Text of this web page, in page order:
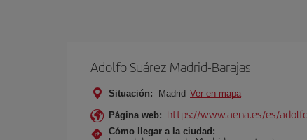
Adolfo Suárez Madrid-Barajas
Situación: Madrid Ver en mapa
Página web: https://www.aena.es/es/
Cómo llegar a la ciudad: